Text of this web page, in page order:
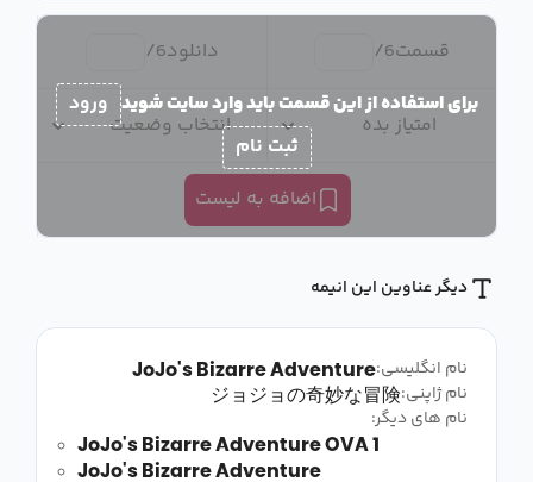
قسمت6
/ دانلود6
/
امتیاز بده انتخاب وضعیت
اضافه به لیست
برای استفاده از این قسمت باید وارد سایت شوید ورود
ثبت نام
دیگر عناوین این انیمه
نام انگلیسی:JoJo's Bizarre Adventure
نام ژاپنی:ジョジョの奇妙な冒険
نام های دیگر:
JoJo's Bizarre Adventure OVA 1
JoJo's Bizarre Adventure